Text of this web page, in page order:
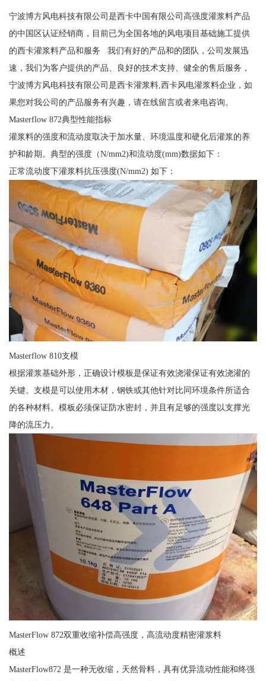
宁波博方风电科技有限公司是西卡中国有限公司高强度灌浆料产品
的中国区认证经销商，目前已为全国各地的风电项目基础施工提供
的西卡灌浆料产品和服务 我们有好的产品和的团队，公司发展迅
速，我们为客户提供的产品、良好的技术支持、健全的售后服务，
宁波博方风电科技有限公司是西卡灌浆料,西卡风电灌浆料企业，如
果您对我公司的产品服务有兴趣，请在线留言或者来电咨询。
Masterflow 872典型性能指标
灌浆料的强度和流动度取决于加水量、环境温度和硬化后灌浆的养
护和龄期。典型的强度（N/mm2)和流动度(mm)数据如下：
正常流动度下灌浆料抗压强度(N/mm2) 如下：
Masterflow 810支模
根据灌浆基础外形，正确设计模板是保证有效浇灌保证有效浇灌的
关键。支模是可以使用木材，钢铁或其他针对比同环境条件所适合
的各种材料。模板必须保证防水密封，并且有足够的强度以支撑光
降的流压力。
MasterFlow 872双重收缩补偿高强度，高流动度精密灌浆料
概述
MasterFlow872 是一种无收缩，天然骨料，具有优异流动性能和终强